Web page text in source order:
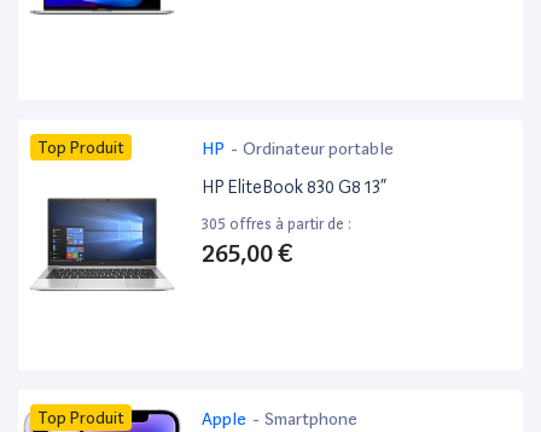
Top Produit HP - Ordinateur portable
HP EliteBook 830 G8 13”
305 offres à partir de :
265,00 €
Top Produit Apple - Smartphone